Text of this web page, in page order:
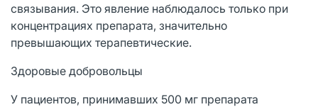
связывания. Это явление наблюдалось только при
концентрациях препарата, значительно
превышающих терапевтические.
Здоровые добровольцы
У пациентов, принимавших 500 мг препарата